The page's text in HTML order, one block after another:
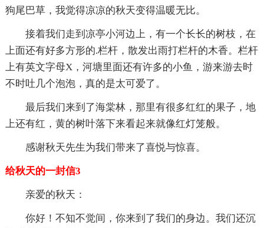
狗尾巴草，我觉得凉凉的秋天变得温暖无比。
接着我们走到凉亭小河边上，有一个长长的树枝，在
上面还有好多方形的.栏杆，散发出雨打栏杆的木香。栏杆
上有英文字母X，河塘里面还有许多的小鱼，游来游去时
不时吐几个泡泡，真的是太可爱了。
最后我们来到了海棠林，那里有很多红红的果子，地
上还有红，黄的树叶落下来看起来就像红灯笼般。
感谢秋天先生为我们带来了喜悦与惊喜。
给秋天的一封信3
亲爱的秋天：
你好！不知不觉间，你来到了我们的身边。我们还沉